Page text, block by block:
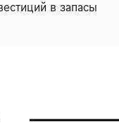
в запасы